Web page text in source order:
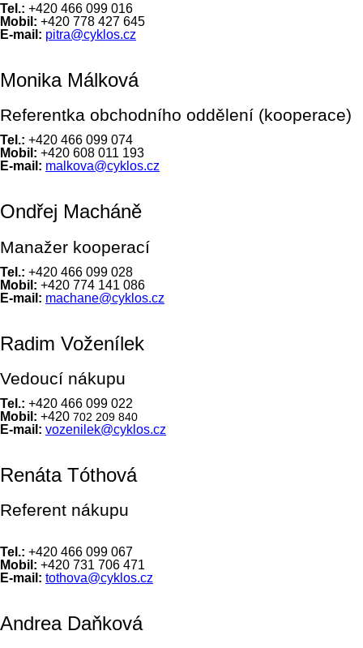
Tel.: +420 466 099 016
Mobil: +420 778 427 645
E-mail: pitra@cyklos.cz
Monika Málková
Referentka obchodního oddělení (kooperace)
Tel.: +420 466 099 074
Mobil: +420 608 011 193
E-mail: malkova@cyklos.cz
Ondřej Macháně
Manažer kooperací
Tel.: +420 466 099 028
Mobil: +420 774 141 086
E-mail: machane@cyklos.cz
Radim Voženílek
Vedoucí nákupu
Tel.: +420 466 099 022
Mobil: +420 702 209 840
E-mail: vozenilek@cyklos.cz
Renáta Tóthová
Referent nákupu
Tel.: +420 466 099 067
Mobil: +420 731 706 471
E-mail: tothova@cyklos.cz
Andrea Daňková